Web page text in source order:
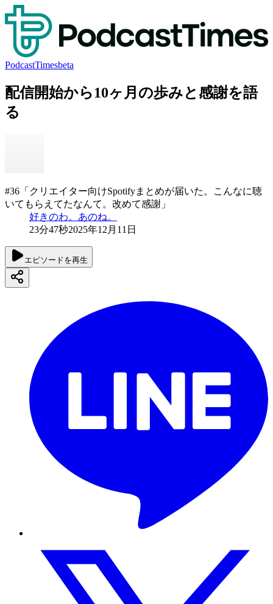
PodcastTimesbeta
配信開始から10ヶ月の歩みと感謝を語
る
#36「クリエイター向けSpotifyまとめが届いた。こんなに聴
いてもらえてたなんて。改めて感謝」
好きのわ。あのね。
23分47秒2025年12月11日
エピソードを再生